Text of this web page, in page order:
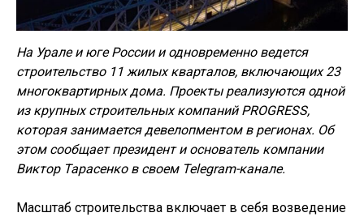
На Урале и юге России и одновременно ведется
строительство 11 жилых кварталов, включающих 23
многоквартирных дома. Проектыреализуются одной
из крупных строительных компаний PROGRESS,
которая занимается девелопментом в регионах. Об
этом сообщает президент и основатель компании
Виктор Тарасенко в своем Telegram-канале.
Масштаб строительства включает в себя возведение